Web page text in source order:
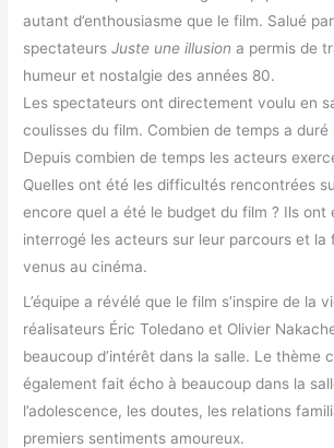
autant d’enthousiasme que le film. Salué
spectateursJuste une illusion a permis de
humeur et nostalgie des années 80.
Les spectateurs ont directement voulu en
coulisses du film. Combien de temps a duré
Depuis combien de temps les acteurs
Quelles ont été les difficultés rencontrées
encore quel a été le budget du film ? Ils ont
interrogé les acteurs sur leur parcours et la
venus au cinéma.
L’équipe a révélé que le film s’inspire de la
réalisateurs Éric Toledano et Olivier
beaucoup d’intérêt dans la salle. Le thème
également fait écho à beaucoup dans la
l’adolescence, les doutes, les relations
premiers sentiments amoureux.